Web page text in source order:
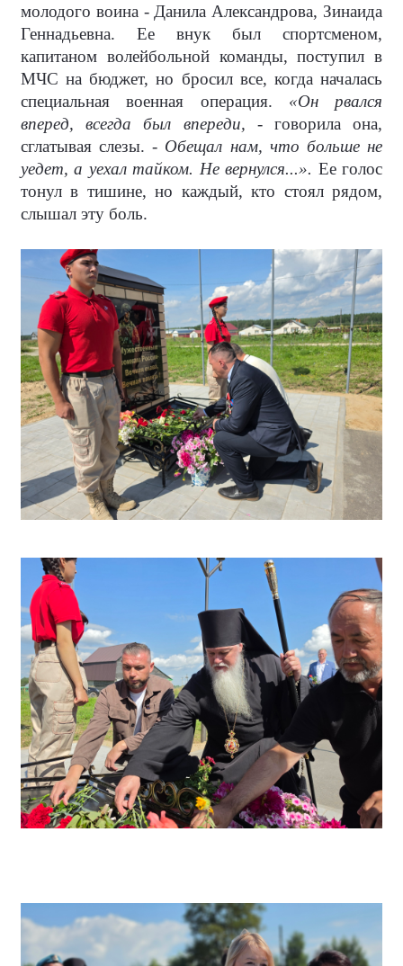
молодого воина - Данила Александрова, Зинаида
Геннадьевна. Ее внук был спортсменом,
капитаном волейбольной команды, поступил в
МЧС на бюджет, но бросил все, когда началась
специальная военная операция. «Он рвался
вперед, всегда был впереди, - говорила она,
сглатывая слезы. - Обещал нам, что больше не
уедет, а уехал тайком. Не вернулся...». Ее голос
тонул в тишине, но каждый, кто стоял рядом,
слышал эту боль.